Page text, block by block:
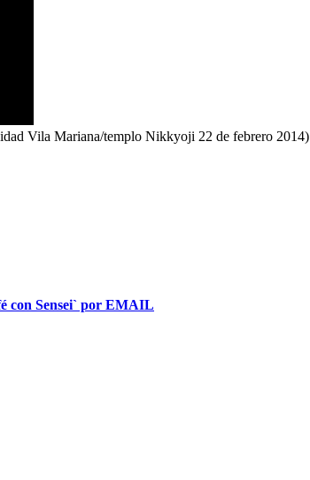
Vila Mariana/templo Nikkyoji 22 de febrero 2014)
con Sensei` por EMAIL